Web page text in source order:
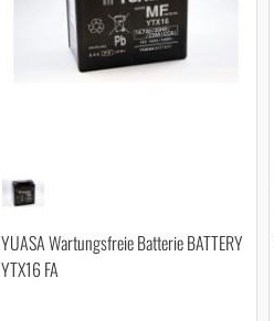
YUASA Wartungsfreie Batterie BATTERY
YTX16 FA